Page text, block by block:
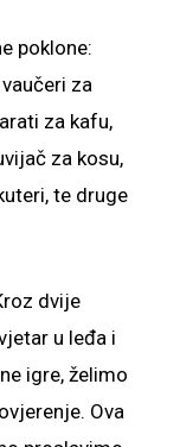
poklone:
za
za kafu,
za kosu,
te druge
dvije
u leđa i
igre, želimo
Ova